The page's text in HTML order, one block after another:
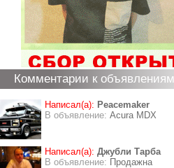
Комментарии к объявлениям
Написал(а): Peacemaker
В объявление: Acura MDX
Написал(а): Джубли Тарба
В объявление: Продажна